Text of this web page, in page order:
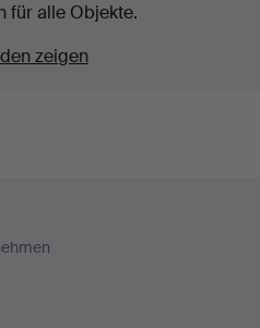
für alle Objekte.
zeigen